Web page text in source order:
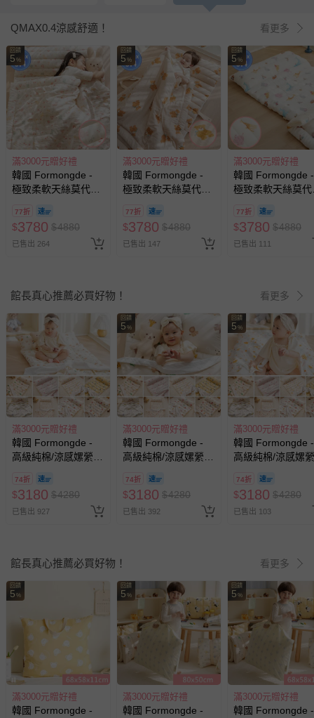
QMAX0.4涼感舒適！ 看更多
回饋
5 %
滿3000元贈好禮
韓國 Formongde -
極致柔軟天絲莫代爾
袋組-愛麗絲花園
77折
$3780 $4880
已售出 264
回饋
5 %
滿3000元贈好禮
韓國 Formongde -
極致柔軟天絲莫代爾
袋組-泰迪棕熊
77折
$3780 $4880
已售出 147
回饋
5 %
滿3000元贈好禮
韓國 Formongde -
極致柔軟天絲莫代
袋組-蠟筆動物世
77折
$3780 $4880
已售出 111
館長真心推薦必買好物！ 看更多
滿3000元贈好禮
韓國 Formongde -
高級純棉/涼感嫘縈四
餅乾小熊
74折
$3180 $4280
已售出 927
回饋
5 %
滿3000元贈好禮
韓國 Formongde -
高級純棉/涼感嫘縈四
可愛動物園
74折
$3180 $4280
已售出 392
回饋
5 %
滿3000元贈好禮
韓國 Formongde -
高級純棉/涼感嫘
花叢玩耍花豹
74折
$3180 $4280
已售出 103
館長真心推薦必買好物！ 看更多
回饋
5 %
滿3000元贈好禮
韓國 Formongde -
回饋
5 %
滿3000元贈好禮
韓國 Formongde -
回饋
5 %
滿3000元贈好禮
韓國 Formongde -